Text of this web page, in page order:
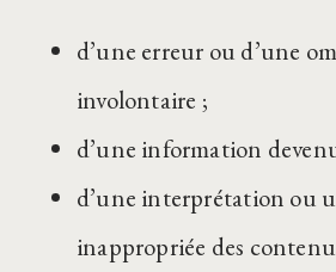
d’une erreur ou d’une
involontaire ;
d’une information
d’une interprétation ou
inappropriée des